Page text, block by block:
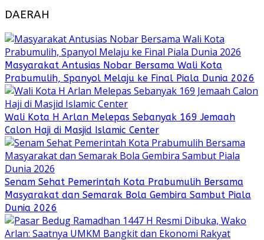
DAERAH
Masyarakat Antusias Nobar Bersama Wali Kota
Prabumulih, Spanyol Melaju ke Final Piala Dunia 2026
Wali Kota H Arlan Melepas Sebanyak 169 Jemaah
Calon Haji di Masjid Islamic Center
Senam Sehat Pemerintah Kota Prabumulih Bersama
Masyarakat dan Semarak Bola Gembira Sambut Piala
Dunia 2026